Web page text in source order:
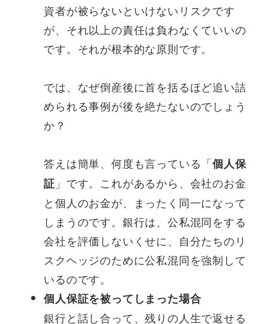
資者が被らないといけないリスクです
が、それ以上の責任は負わなくていいの
です。それが根本的な原則です。
では、なぜ倒産後に首を括るほど追い詰
められる事例が後を絶たないのでしょう
か？
答えは簡単、何度も言っている「個人保
証 」です。これがあるから、会社のお金
と個人のお金が、まったく同一になって
しまうのです。銀行は、公私混同をする
会社を評価しないくせに、自分たちのリ
スクヘッジのために公私混同を強制して
いるのです。
個人保証を被ってしまった場合
銀行と話し合って、残りの人生で返せる